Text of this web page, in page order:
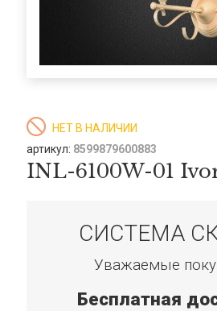
НЕТ В НАЛИЧИИ
артикул: 8599879600883
INL-6100W-01
СИСТЕМА
Уважаемые
Бесплатная